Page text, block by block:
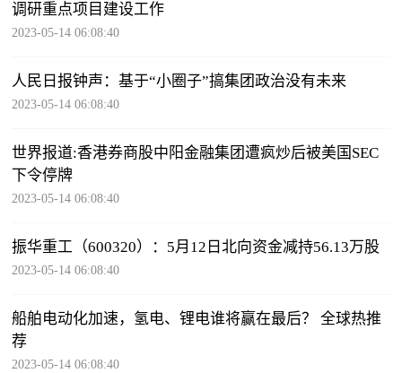
调研重点项目建设工作
2023-05-14 06:08:40
人民日报钟声：基于“小圈子”搞集团政治没有未来
2023-05-14 06:08:40
世界报道:香港券商股中阳金融集团遭疯炒后被美国SEC
下令停牌
2023-05-14 06:08:40
振华重工（600320）：5月12日北向资金减持56.13万股
2023-05-14 06:08:40
船舶电动化加速，氢电、锂电谁将赢在最后？ 全球热推
荐
2023-05-14 06:08:40